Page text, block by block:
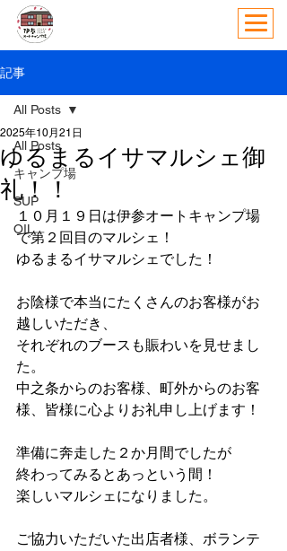
記事
All Posts
キャンプ場
SUP
OIL
All Posts
ゆるまるイサマルシェ御
礼！！
2025年10月21日
１０月１９日は伊参オートキャンプ場
で第２回目のマルシェ！
ゆるまるイサマルシェでした！
お陰様で本当にたくさんのお客様がお
越しいただき、
それぞれのブースも賑わいを見せまし
た。
中之条からのお客様、町外からのお客
様、皆様に心よりお礼申し上げます！
準備に奔走した２か月間でしたが
終わってみるとあっという間！
楽しいマルシェになりました。
ご協力いただいた出店者様、ボランテ